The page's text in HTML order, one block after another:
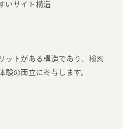
いサイト構造
ットがある構造であり、検索
験の両立に寄与します。